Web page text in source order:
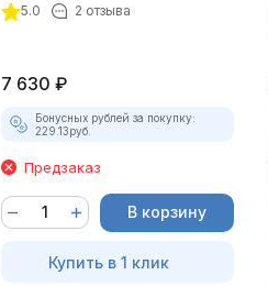
5.0 2 отзыва
7 630 ₽
Бонусных рублей за покупку:
229.13руб.
Предзаказ
В корзину
Купить в 1 клик